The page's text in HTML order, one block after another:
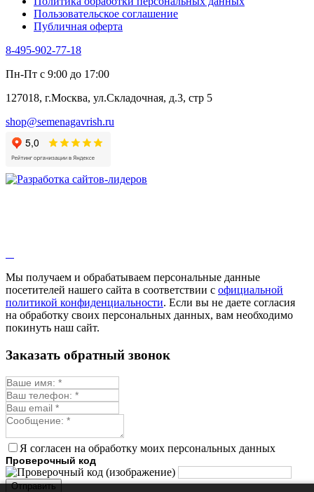
Пользовательское соглашение
Публичная оферта
8-495-902-77-18
Пн-Пт с 9:00 до 17:00
127018, г.Москва, ул.Складочная, д.3, стр 5
shop@semenagavrish.ru
Мы получаем и обрабатываем персональные данные
посетителей нашего сайта в соответствии с официальной
политикой конфиденциальности. Если вы не даете согласия
на обработку своих персональных данных, вам необходимо
покинуть наш сайт.
Заказать обратный звонок
Я согласен на обработку моих персональных данных
Проверочный код
Отправить